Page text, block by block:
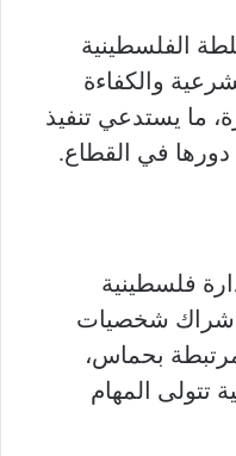
الفلسطينية
والكفاءة
ما يستدعي تنفيذ
دورها في القطاع.
فلسطينية
إشراك شخصيات
بحماس،
تتولى المهام